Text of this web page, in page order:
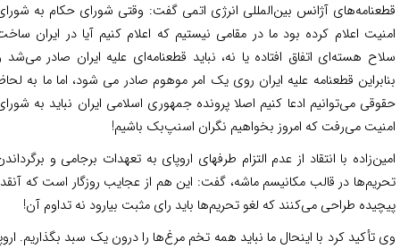
آژانس بین‌المللی انرژی اتمی گفت: وقتی شورای حکام به شورای
اعلام کرده بود ما در مقامی نیستیم که اعلام کنیم آیا در ایران ساخت
هسته‌ای اتفاق افتاده یا نه، نباید قطعنامه‌ای علیه ایران صادر می‌شد و
قطعنامه علیه ایران روی یک امر موهوم صادر می شود، اما ما به لحاظ
می‌توانیم ادعا کنیم اصلا پرونده جمهوری اسلامی ایران نباید به شورای
می‌رفت که امروز بخواهیم نگران اسنپ‌بک باشیم!
با انتقاد از عدم التزام طرفهای اروپای به تعهدات برجامی‌ و برگرداندن
در قالب مکانیسم ماشه، گفت: این هم از عجایب روزگار است که آنقدر
طراحی می‌کنند که لغو تحریم‌ها باید رای مثبت بیارود نه تداوم آن!
تأکید کرد با اینحال ما نباید همه تخم مرغ‌ها را درون یک سبد بگذاریم. اروپا